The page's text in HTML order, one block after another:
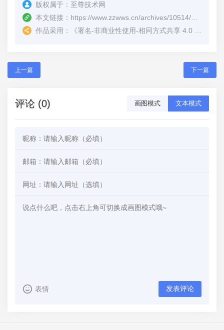
版权属于： 至尊技术网
本文链接：
作品采用：
《署名-非商业性使用-相同方式共享 4.0 国际 (CC BY-NC-SA 4.0)
上一篇 下一篇
评论 (0) 画图模式 文本模式
表情 发表评论